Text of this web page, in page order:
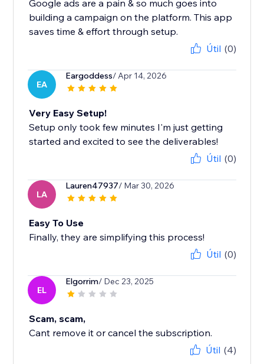
Google ads are a pain & so much goes into
building a campaign on the platform. This app
saves time & effort through setup.
Útil (0)
EA
Eargoddess/ Apr 14, 2026
Very Easy Setup!
Setup only took few minutes I'm just getting
started and excited to see the deliverables!
Útil (0)
LA
Lauren47937/ Mar 30, 2026
Easy To Use
Finally, they are simplifying this process!
Útil (0)
EL
Elgorrim/ Dec 23, 2025
Scam, scam,
Cant remove it or cancel the subscription.
Útil (4)